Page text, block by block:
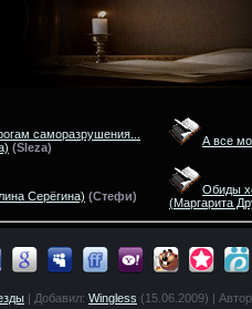
саморазрушения...
(Sleza) А все
Серёгина) (Стефи)
Обиды
(Маргарита
| Добавил: Wingless (15.06.2009) |